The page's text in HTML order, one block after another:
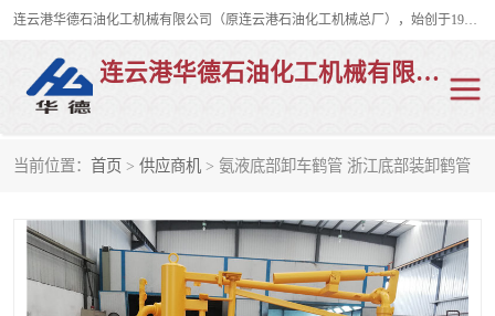
连云港华德石油化工机械有限公司（原连云港石油化工机械总厂），始创于1982年，是从事码头船用流体装卸臂、陆用流体装卸臂（鹤管）、活动梯、钢构平台、定量装车系统等全系列流体装卸设备的设计、制造、销售以及服务的专业供应商。
连云港华德石油化工机械有限公司
当前位置： 首页 > 供应商机 > 氨液底部卸车鹤管 浙江底部装卸鹤管
液氨鹤管 液氯鹤管
LNG鹤管 活动梯